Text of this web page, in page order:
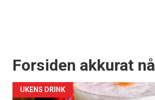
Forsiden akkurat nå
UKENS DRINK